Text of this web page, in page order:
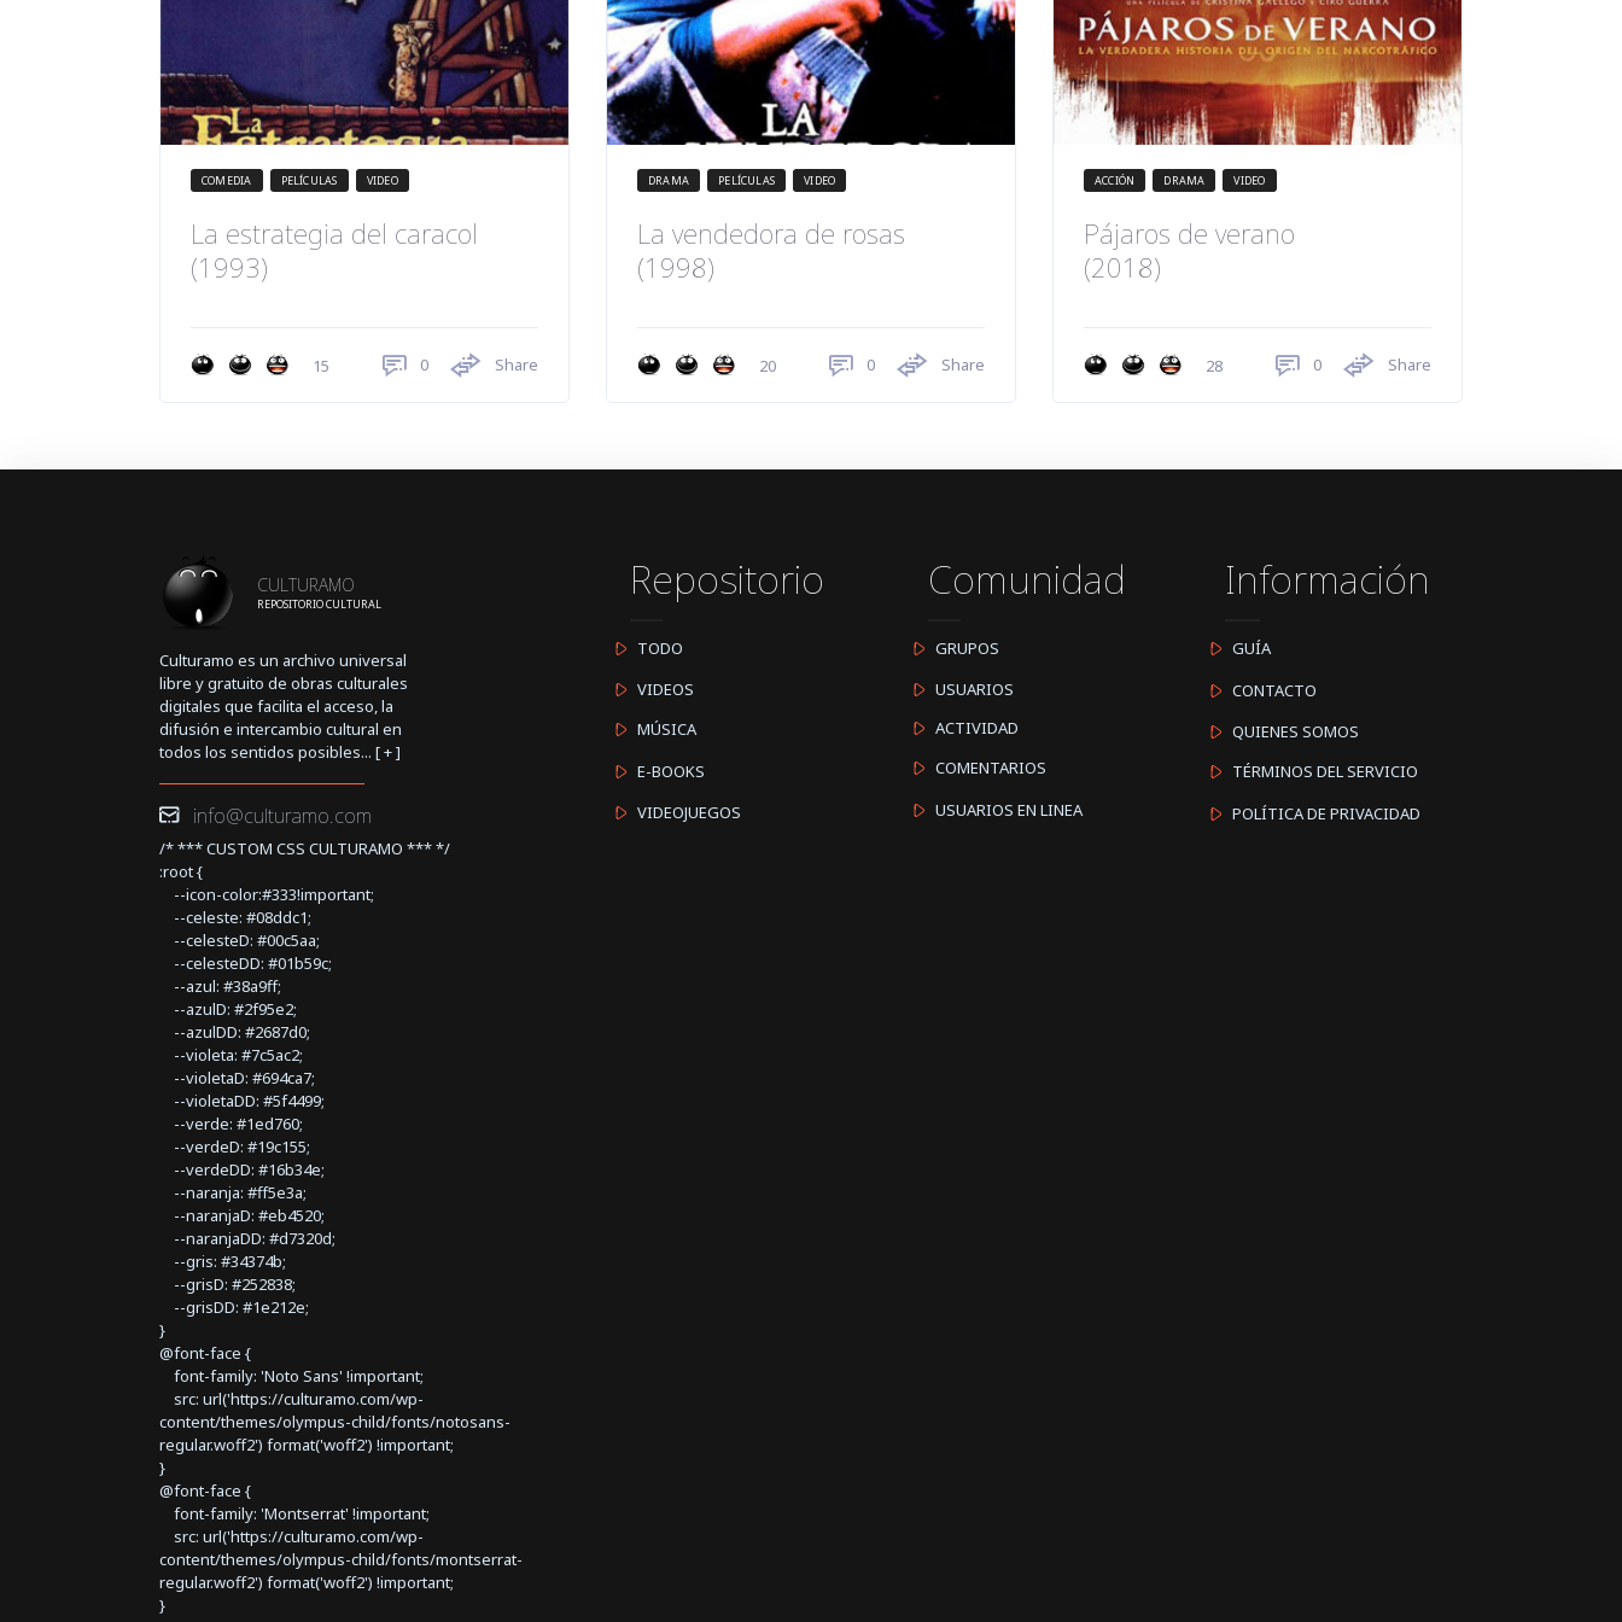
COMEDIA PELÍCULAS VIDEO
La estrategia del caracol
(1993)
15 0 Share
DRAMA PELÍCULAS VIDEO
La vendedora de rosas
(1998)
20 0 Share
ACCIÓN DRAMA VIDEO
Pájaros de verano
(2018)
28 0 Share
CULTURAMO
REPOSITORIO CULTURAL
Culturamo es un archivo universal
libre y gratuito de obras culturales
digitales que facilita el acceso, la
difusión e intercambio cultural en
todos los sentidos posibles... [+]
info@culturamo.com
/* *** CUSTOM CSS CULTURAMO *** */
:root {
--icon-color:#333!important;
--celeste: #08ddc1;
--celesteD: #00c5aa;
--celesteDD: #01b59c;
--azul: #38a9ff;
--azulD: #2f95e2;
--azulDD: #2687d0;
--violeta: #7c5ac2;
--violetaD: #694ca7;
--violetaDD: #5f4499;
--verde: #1ed760;
--verdeD: #19c155;
--verdeDD: #16b34e;
--naranja: #ff5e3a;
--naranjaD: #eb4520;
--naranjaDD: #d7320d;
--gris: #34374b;
--grisD: #252838;
--grisDD: #1e212e;
}
@font-face {
font-family: 'Noto Sans' !important;
src: url('https://culturamo.com/wp-
content/themes/olympus-child/fonts/notosans-
regular.woff2') format('woff2') !important;
}
@font-face {
font-family: 'Montserrat' !important;
src: url('https://culturamo.com/wp-
content/themes/olympus-child/fonts/montserrat-
regular.woff2') format('woff2') !important;
}
Repositorio
TODO
VIDEOS
MÚSICA
E-BOOKS
VIDEOJUEGOS
Comunidad
GRUPOS
USUARIOS
ACTIVIDAD
COMENTARIOS
USUARIOS EN LINEA
Información
GUÍA
CONTACTO
QUIENES SOMOS
TÉRMINOS DEL SERVICIO
POLÍTICA DE PRIVACIDAD